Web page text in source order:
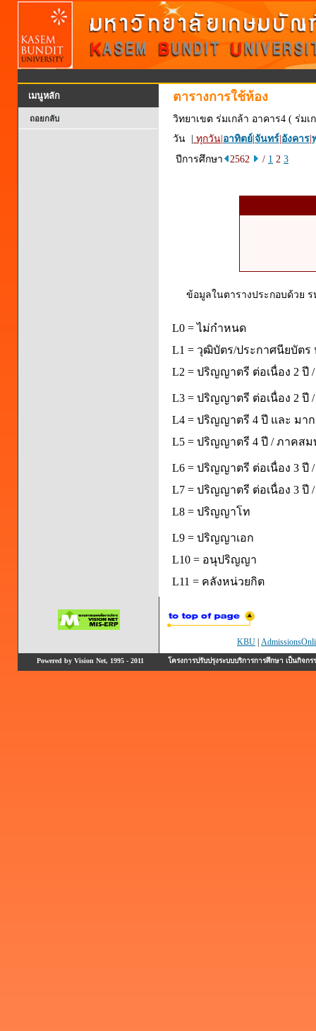
เมนูหลัก
ถอยกลับ
ตารางการใช้ห้อง
วิทยาเขต ร่มเกล้า อาคาร4 ( ร่มเ
วัน |
ทุกวัน อาทิตย์ จันทร์ อังคาร
ปีการศึกษา
2562 / 1 2 3
ข้อมูลในตารางประกอบด้วย
L0 = ไม่กำหนด
L1 = วุฒิบัตร/ประกาศนียบัตร
L2 = ปริญญาตรี ต่อเนื่อง 2 ปี
L3 = ปริญญาตรี ต่อเนื่อง 2 ปี
L4 = ปริญญาตรี 4 ปี และ มา
L5 = ปริญญาตรี 4 ปี / ภาคส
L6 = ปริญญาตรี ต่อเนื่อง 3 ปี
L7 = ปริญญาตรี ต่อเนื่อง 3 ปี
L8 = ปริญญาโท
L9 = ปริญญาเอก
L10 = อนุปริญญา
L11 = คลังหน่วยกิต
KBU
Powered by Vision Net, 1995 - 2011 โครงการปรับปรุงระบบบริการการศึกษา เป็นกิ